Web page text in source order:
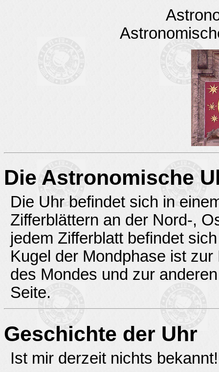
Die Astronomische
Die Uhr befindet sich in
Zifferblättern an der Nord-,
jedem Zifferblatt befindet
Kugel der Mondphase ist
des Mondes und zur
Seite.
Geschichte der Uhr
Ist mir derzeit nichts bekannt!